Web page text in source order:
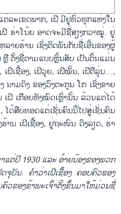
ລະເຂດພາກ, ເຝີ ມີຢູ່ທົ່ວທຸກແຫ່ງໃນ
ຝີ ຮ່າໂນ້ຍ ອາດຈະມີຊື່ສຽງກ່ວາໝູ່. ຢູ່
ລາຍຮ້ານ ເຊິ່ງຕິດພັນກັບຊື່ເອີ້ນຂອງຜູ້
ຫຼື ຕັ້ງຊື່ຕາມແບບຫຼິ້ນສັບ ເປັນຕົ້ນແມ່ນ
ເຝີເຊື໊ອງ, ເຝີວຸຍ, ເຝີໝັ້ນ, ເຝີຕືລຸ່ນ…,
າມດິງ ຂອງວົງຕະກຸນ ໂກ ເຊິ່ງຂາຍ
ເຝີ ເກືອບທັງໝົດເຫຼົ່ານັ້ນ ລ້ວນແຕ່ໄດ້
ໄດ້ສືບທອດແຕ່ເຊັ່ນຄົນນີ້ໄປສູ່ເຊັ່ນຄົນ
ານ ເຝີເຊື໊ອງ, ຢູ່ຖະໜົນ ດິງລຽດ, ຮ່າ
ແຕ່ປີ 1930 ແລະ ອ້າຍນ້ອງຂອງພວກ
ຈຸບັນ. ຄຳວ່າເຝີເຊື໊ອງ ຄອບຄົວຂອງ
ວຂອງຂ້າພະເຈົ້າຕັ້ງຂຶ້ນມາໃຫ້ມ່ວນຊື່